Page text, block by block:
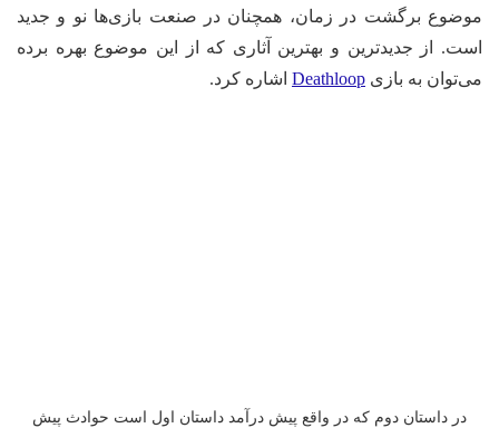
موضوع برگشت در زمان، همچنان در صنعت بازی‌ها نو و جدید
است. از جدیدترین و بهترین آثاری که از این موضوع بهره برده
می‌توان به بازی Deathloop اشاره کرد.
در داستان دوم که در واقع پیش درآمد داستان اول است حوادث پیش